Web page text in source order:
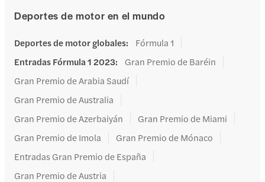
Deportes de motor en el mundo
Deportes de motor globales:
Fórmula 1
Entradas Fórmula 1 2023:
Gran Premio de Baréin
Gran Premio de Arabia Saudí
Gran Premio de Australia
Gran Premio de Azerbaiyán
Gran Premio de Miami
Gran Premio de Imola
Gran Premio de Mónaco
Entradas Gran Premio de España
Gran Premio de Austria